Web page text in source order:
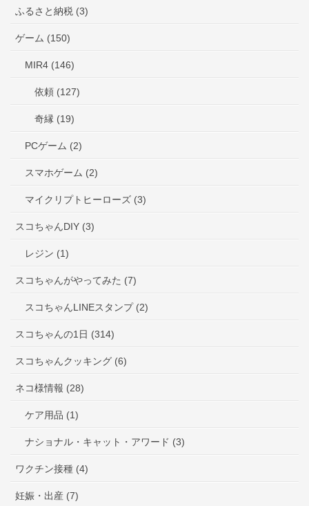
ふるさと納税 (3)
ゲーム (150)
MIR4 (146)
依頼 (127)
奇縁 (19)
PCゲーム (2)
スマホゲーム (2)
マイクリプトヒーローズ (3)
スコちゃんDIY (3)
レジン (1)
スコちゃんがやってみた (7)
スコちゃんLINEスタンプ (2)
スコちゃんの1日 (314)
スコちゃんクッキング (6)
ネコ様情報 (28)
ケア用品 (1)
ナショナル・キャット・アワード (3)
ワクチン接種 (4)
妊娠・出産 (7)